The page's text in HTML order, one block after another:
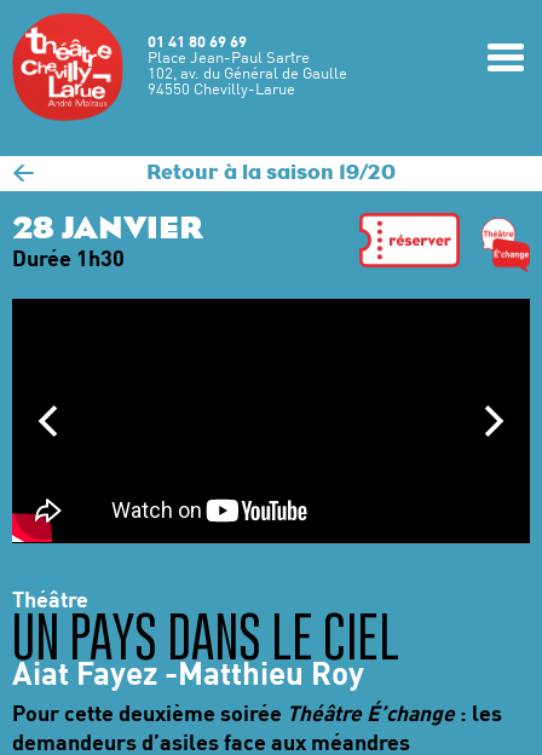
Aller au contenu principal
01 41 80 69 69
Place Jean-Paul Sartre
102, av. du Général de Gaulle
94550 Chevilly-Larue
< Retour à la saison 19/20
28 JANVIER
Durée 1h30
Théâtre
UN PAYS DANS LE CIEL
Aiat Fayez -Matthieu Roy
Pour cette deuxième soirée Théâtre É’change: les
demandeurs d’asiles face aux méandres